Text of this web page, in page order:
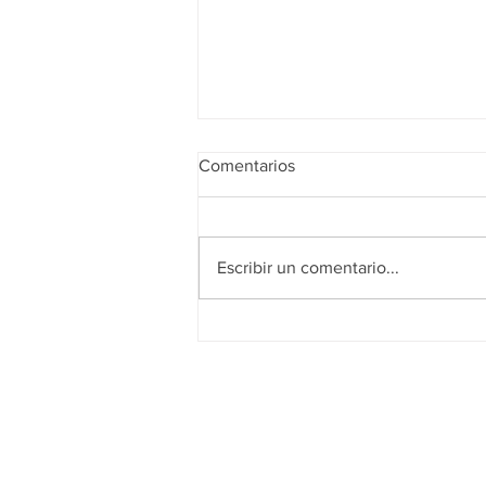
Comentarios
Escribir un comentario...